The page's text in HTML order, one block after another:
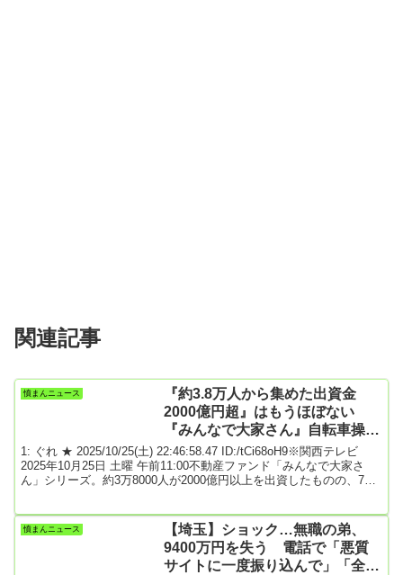
関連記事
憤まんニュース
『約3.8万人から集めた出資金
2000億円超』はもうほぼない
『みんなで大家さん』自転車操業
の実態…出資者「半分でもいいか
ら返して」
1: ぐれ ★ 2025/10/25(土) 22:46:58.47 ID:/tCi68oH9※関西テレビ
2025年10月25日 土曜 午前11:00不動産ファンド「みんなで大家さ
ん」シリーズ。約3万8000人が2000億円以上を出資したものの、7月
状と、出資金を分配金の原資にして“自転車操業”のように支払われて
いたという疑いでした。■「みんなで大家さんシリーズ成田」とは関
憤まんニュース
【埼玉】ショック…無職の弟、
9400万円を失う 電話で「悪質
サイトに一度振り込んで」「全財